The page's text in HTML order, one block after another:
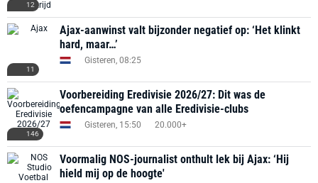
12
11
Ajax-aanwinst valt bijzonder negatief op: ‘Het klinkt
hard, maar…’
Gisteren, 08:25
146
Voorbereiding Eredivisie 2026/27: Dit was de
oefencampagne van alle Eredivisie-clubs
Gisteren, 15:50 20.000+
Voormalig NOS-journalist onthult lek bij Ajax: ‘Hij
hield mij op de hoogte'